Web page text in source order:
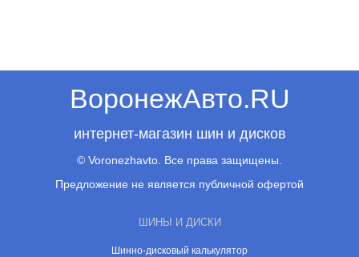
ВоронежАвто.RU
интернет-магазин шин и дисков
© Voronezhavto. Все права защищены.
Предложение не является публичной офертой
ШИНЫ И ДИСКИ
Шинно-дисковый калькулятор